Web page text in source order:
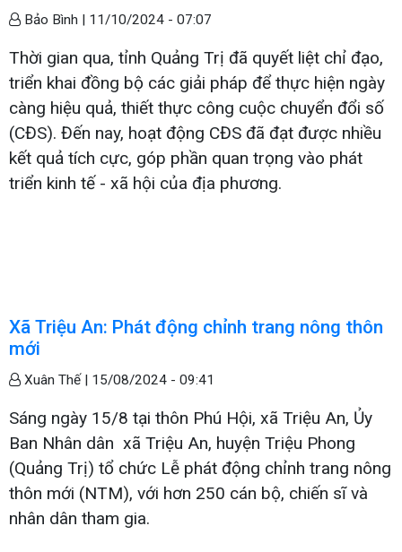
Bảo Bình | 11/10/2024 - 07:07
Thời gian qua, tỉnh Quảng Trị đã quyết liệt chỉ đạo,
triển khai đồng bộ các giải pháp để thực hiện ngày
càng hiệu quả, thiết thực công cuộc chuyển đổi số
(CĐS). Đến nay, hoạt động CĐS đã đạt được nhiều
kết quả tích cực, góp phần quan trọng vào phát
triển kinh tế - xã hội của địa phương.
Xã Triệu An: Phát động chỉnh trang nông thôn
mới
Xuân Thế | 15/08/2024 - 09:41
Sáng ngày 15/8 tại thôn Phú Hội, xã Triệu An, Ủy
Ban Nhân dân xã Triệu An, huyện Triệu Phong
(Quảng Trị) tổ chức Lễ phát động chỉnh trang nông
thôn mới (NTM), với hơn 250 cán bộ, chiến sĩ và
nhân dân tham gia.